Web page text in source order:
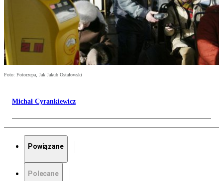
Foto: Fotorzepa, Jak Jakub Ostałowski
Michał Cyrankiewicz
Powiązane
Polecane